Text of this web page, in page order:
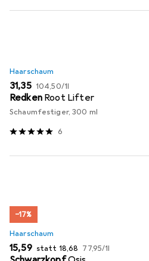
Haarschaum
EUR
31,35 EUR
104,50/1l
Redken Root Lifter
Schaumfestiger, 300 ml
6
−17%
Haarschaum
EUR
15,59 statt EUR
18,68 EUR
77,95/1l